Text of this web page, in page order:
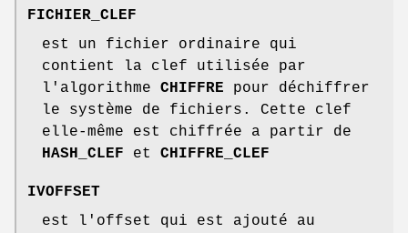
FICHIER_CLEF
est un fichier ordinaire qui
contient la clef utilisée par
l'algorithme CHIFFRE pour déchiffrer
le système de fichiers. Cette clef
elle-même est chiffrée a partir de
HASH_CLEF et CHIFFRE_CLEF
IVOFFSET
est l'offset qui est ajouté au